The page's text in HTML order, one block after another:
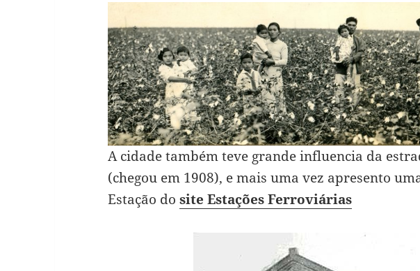
A cidade também teve grande influencia da
(chegou em 1908), e mais uma vez apresento
Estação do site Estações Ferroviárias